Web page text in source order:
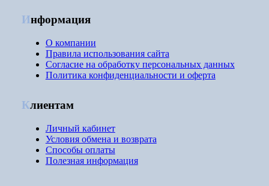
Информация
О компании
Правила использования сайта
Согласие на обработку персональных данных
Политика конфиденциальности и оферта
Клиентам
Личный кабинет
Условия обмена и возврата
Способы оплаты
Полезная информация